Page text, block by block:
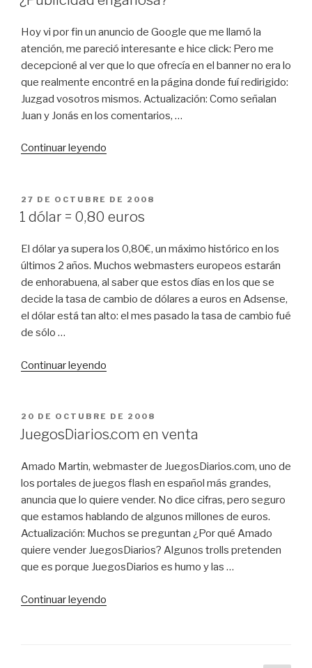
del
SEO»
Hoy vi por fin un anuncio de Google que me llamó la
atención, me pareció interesante e hice click: Pero me
decepcioné al ver que lo que ofrecía en el banner no era lo
que realmente encontré en la página donde fuí redirigido:
Juzgad vosotros mismos. Actualización: Como señalan
Juan y Jonás en los comentarios, …
Continuar leyendo
PUBLICADO
EL
27 DE OCTUBRE DE 2008
1 dólar = 0,80 euros
El dólar ya supera los 0,80€, un máximo histórico en los
últimos 2 años. Muchos webmasters europeos estarán
de enhorabuena, al saber que estos días en los que se
decide la tasa de cambio de dólares a euros en Adsense,
el dólar está tan alto: el mes pasado la tasa de cambio fué
de sólo …
Continuar leyendo
0,80
euros»
PUBLICADO
EL
20 DE OCTUBRE DE 2008
JuegosDiarios.com en venta
Amado Martin, webmaster de JuegosDiarios.com, uno de
los portales de juegos flash en español más grandes,
anuncia que lo quiere vender. No dice cifras, pero seguro
que estamos hablando de algunos millones de euros.
Actualización: Muchos se preguntan ¿Por qué Amado
quiere vender JuegosDiarios? Algunos trolls pretenden
que es porque JuegosDiarios es humo y las …
Continuar leyendo